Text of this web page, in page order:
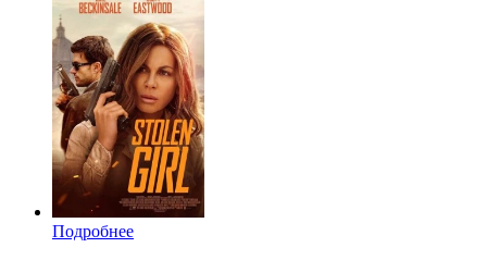
Подробнее